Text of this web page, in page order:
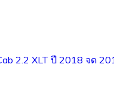
2.2 XLT ปี 2018 จด